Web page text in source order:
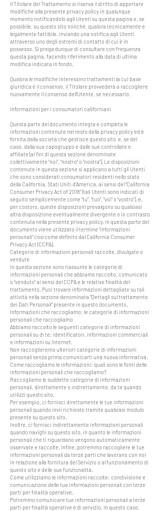
Il Titolare del Trattamento si riserva il diritto di apportare
modifiche alla presente privacy policy in qualunque
momento notificandolo agli Utenti su questa pagina e, se
possibile, su questo sito nonché, qualora tecnicamente e
legalmente fattibile, inviando una notifica agli Utenti
attraverso uno degli estremi di contatto di cui è in
possesso. Si prega dunque di consultare con frequenza
questa pagina, facendo riferimento alla data di ultima
modifica indicata in fondo.
Qualora le modifiche interessino trattamenti la cui base
giuridica è il consenso, il Titolare provvederà a raccogliere
nuovamente il consenso dell’Utente, se necessario.
Informazioni per i consumatori californiani
Questa parte del documento integra e completa le
informazioni contenute nel resto della privacy policy ed è
fornita dalla società che gestisce questo sito e, se del
caso, dalla sua capogruppo e dalle sue controllate e
affiliate (ai fini di questa sezione denominate
collettivamente "noi", "nostro" o "nostra"). Le disposizioni
contenute in questa sezione si applicano a tutti gli Utenti
che sono considerati consumatori residenti nello stato
della California, Stati Uniti d’America, ai sensi del “California
Consumer Privacy Act of 2018" (tali Utenti sono indicati di
seguito semplicemente come “tu”, “tuo”, "voi" o "vostro"), e,
per costoro, queste disposizioni prevalgono su qualsiasi
altra disposizione eventualmente divergente o in contrasto
contenuta nella presente privacy policy. In questa parte del
documento viene utilizzato il termine “informazioni
personali” così come definito dal California Consumer
Privacy Act (CCPA).
Categorie di informazioni personali raccolte, divulgate o
vendute
In questa sezione sono riassunte le categorie di
informazioni personali che abbiamo raccolto, comunicato
o “venduto” ai sensi del CCPA e le relative finalità del
trattamento. Puoi trovare informazioni dettagliate su tali
attività nella sezione denominata “Dettagli sul trattamento
dei Dati Personali” presente in questo documento.
Informazioni che raccogliamo: le categorie di informazioni
personali che raccogliamo
Abbiamo raccolto le seguenti categorie di informazioni
personali su di te: identificatori, informazioni commerciali
e informazioni su Internet.
Non raccoglieremo ulteriori categorie di informazioni
personali senza prima comunicarti una nuova informativa.
Come raccogliamo le informazioni: quali sono le fonti delle
informazioni personali che raccogliamo?
Raccogliamo le suddette categorie di informazioni
personali, direttamente o indirettamente, da te quando
utilizzi questo sito.
Per esempio, ci fornisci direttamente le tue informazioni
personali quando invii richieste tramite qualsiasi modulo
presente su questo sito.
Inoltre, ci fornisci indirettamente informazioni personali
quando navighi su questo sito, in quanto le informazioni
personali che ti riguardano vengono automaticamente
osservate e raccolte. Infine, potremmo raccogliere le tue
informazioni personali da terze parti che lavorano con noi
in relazione alla fornitura del Servizio o al funzionamento di
questo sito e delle sue funzionalità.
Come utilizziamo le informazioni raccolte: condivisione e
comunicazione delle tue informazioni personali con terze
parti per finalità operative.
Potremmo comunicare tue informazioni personali a terze
parti per finalità operative e di servizio. In questo caso,